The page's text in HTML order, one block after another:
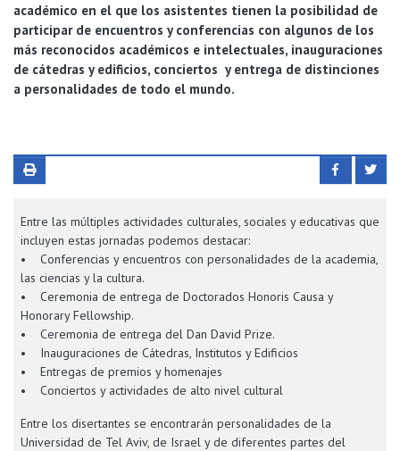
académico en el que los asistentes tienen la posibilidad de
participar de encuentros y conferencias con algunos de los
más reconocidos académicos e intelectuales, inauguraciones
de cátedras y edificios, conciertos y entrega de distinciones
a personalidades de todo el mundo.
Entre las múltiples actividades culturales, sociales y educativas que
incluyen estas jornadas podemos destacar:
• Conferencias y encuentros con personalidades de la academia,
las ciencias y la cultura.
• Ceremonia de entrega de Doctorados Honoris Causa y
Honorary Fellowship.
• Ceremonia de entrega del Dan David Prize.
• Inauguraciones de Cátedras, Institutos y Edificios
• Entregas de premios y homenajes
• Conciertos y actividades de alto nivel cultural
Entre los disertantes se encontrarán personalidades de la
Universidad de Tel Aviv, de Israel y de diferentes partes del